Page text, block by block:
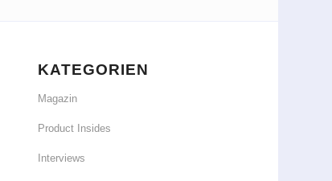
KATEGORIEN
Magazin
Product Insides
Interviews